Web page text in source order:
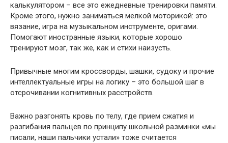
калькулятором – все это ежедневные тренировки памяти.
Кроме этого, нужно заниматься мелкой моторикой: это
вязание, игра на музыкальном инструменте, оригами.
Помогают иностранные языки, которые хорошо
тренируют мозг, так же, как и стихи наизусть.
Привычные многим кроссворды, шашки, судоку и прочие
интеллектуальные игры на логику – это большой шаг в
отсрочивании когнитивных расстройств.
Важно разгонять кровь по телу, где прием сжатия и
разгибания пальцев по принципу школьной разминки «мы
писали, наши пальчики устали» тоже считается